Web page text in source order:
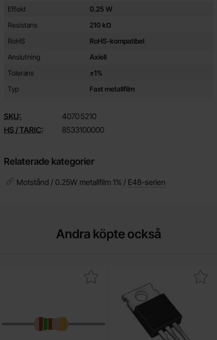
Egenskaper/attribut för denna produkt
Attribut
Effekt
0.25 W
Resistans
210 kΩ
RoHS
RoHS-kompatibel
Anslutning
Axiell
Tolerans
±1%
Typ
Fast metallfilm
SKU: 40705210
HS / TARIC:
8533100000
Relaterade kategorier
Motstånd / 0.25W metallfilm 1% / E48-serien
Andra köpte också
motstånd kolfilm 0.25W 150ohm (150R) som favorit
Makera bUZ11 TO-220 N-